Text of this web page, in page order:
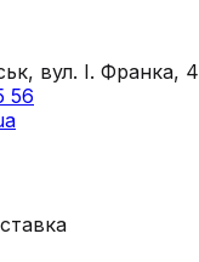
вул. І. Франка, 4
56